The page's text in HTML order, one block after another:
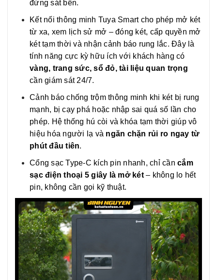
đứng sát bên.
Kết nối thông minh Tuya Smart cho phép mở két
từ xa, xem lịch sử mở – đóng két, cấp quyền mở
két tạm thời và nhận cảnh báo rung lắc. Đây là
tính năng cực kỳ hữu ích với khách hàng có
vàng, trang sức, sổ đỏ, tài liệu quan trọng
cần giám sát 24/7.
Cảnh báo chống trộm thông minh khi két bị rung
mạnh, bị cạy phá hoặc nhập sai quá số lần cho
phép. Hệ thống hú còi và khóa tạm thời giúp vô
hiệu hóa người lạ và ngăn chặn rủi ro ngay từ
phút đầu tiên.
Cổng sạc Type-C kích pin nhanh, chỉ cần cắm
sạc điện thoại 5 giây là mở két– không lo hết
pin, không cần gọi kỹ thuật.